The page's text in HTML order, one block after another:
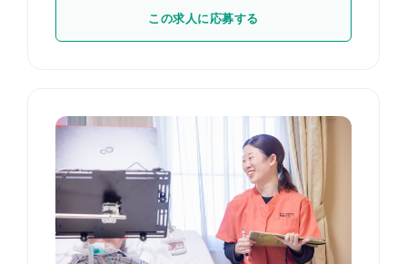
この求人に応募する